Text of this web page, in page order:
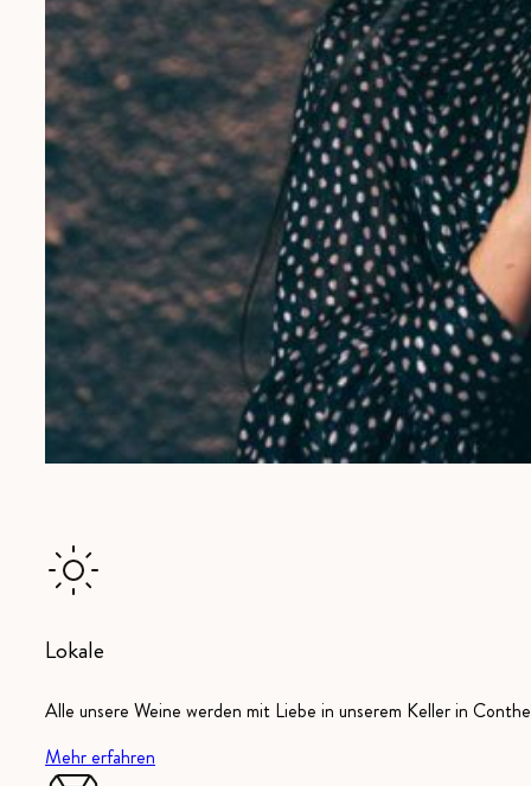
Lokale
Alle unsere Weine werden mit Liebe in unserem Keller in
Mehr erfahren